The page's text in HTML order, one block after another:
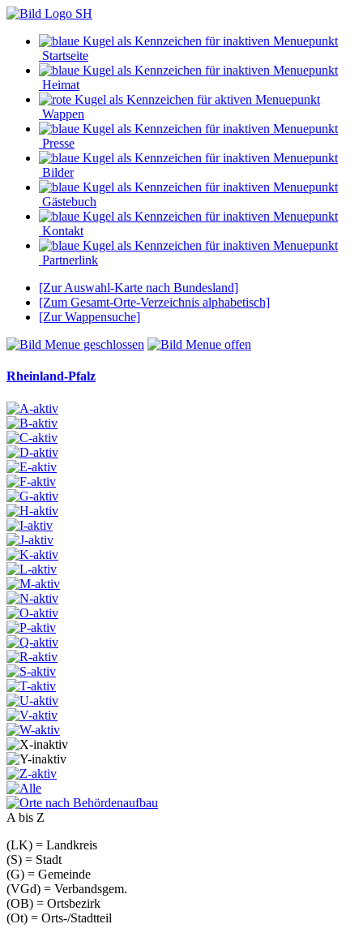
Startseite
Heimat
Wappen
Presse
Bilder
Gästebuch
Kontakt
Partnerlink
[Zur Auswahl-Karte nach Bundesland]
[Zum Gesamt-Orte-Verzeichnis alphabetisch]
[Zur Wappensuche]
Rheinland-Pfalz
A bis Z
(LK) = Landkreis
(S) = Stadt
(G) = Gemeinde
(VGd) = Verbandsgem.
(OB) = Ortsbezirk
(Ot) = Orts-/Stadtteil